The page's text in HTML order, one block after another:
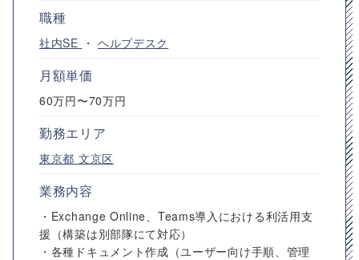
職種
社内SE ・ ヘルプデスク
月額単価
60万円〜70万円
勤務エリア
東京都 文京区
業務内容
・Exchange Online、Teams導入における利活用支
援（構築は別部隊にて対応）
・各種ドキュメント作成（ユーザー向け手順、管理